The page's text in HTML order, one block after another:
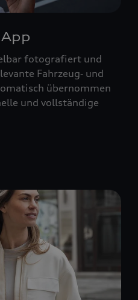
fotografiert und
Fahrzeug‑ und
übernommen
und vollständige